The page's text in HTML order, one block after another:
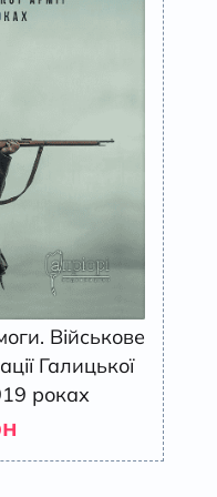
Військове
Галицької
роках